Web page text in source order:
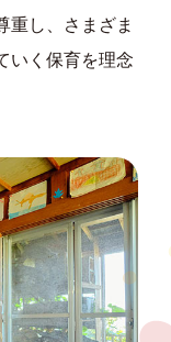
重し、さまざま
いく保育を理念